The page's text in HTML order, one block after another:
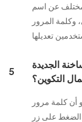
مختلف عن اسم
وكلمة المرور
5
الجديدة
التكوين؟
أن كلمة مرور
الضغط على زر